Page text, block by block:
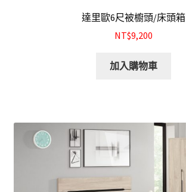
結帳
達里歐6尺被櫥頭/床頭箱
NT$9,200
加入購物車